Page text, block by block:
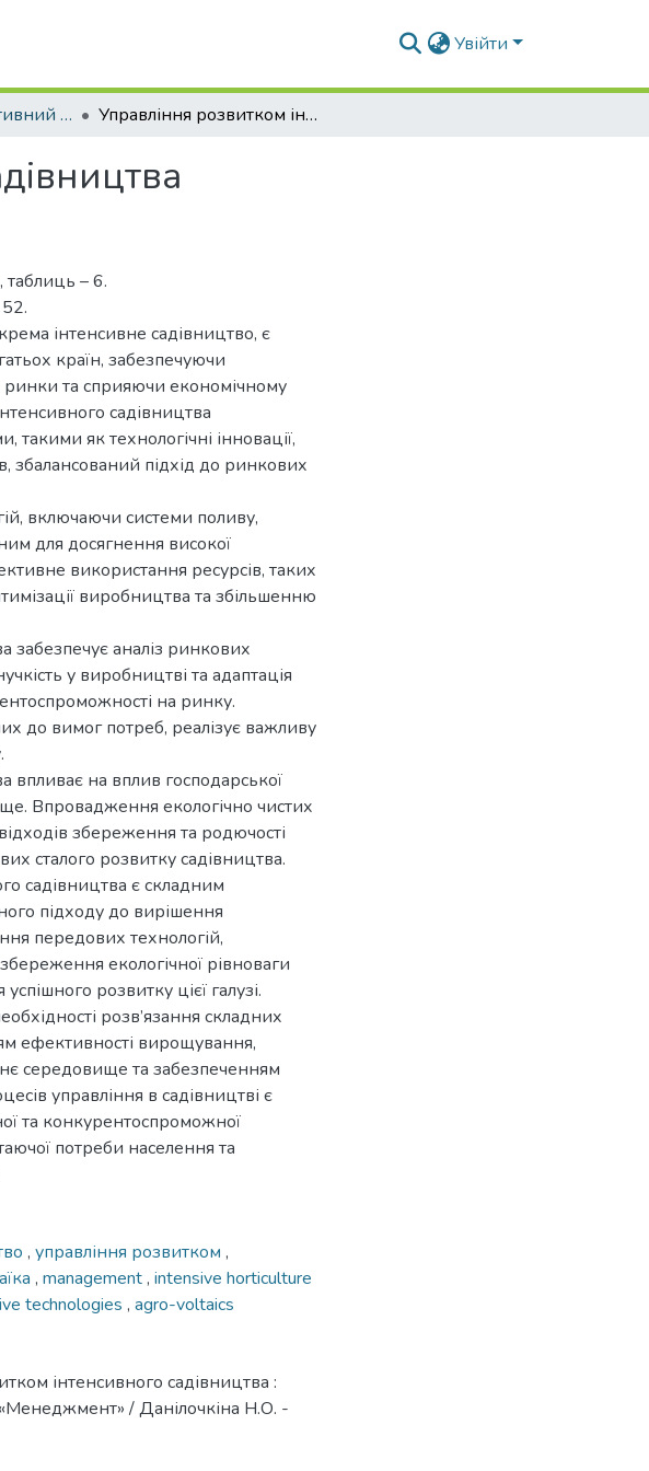
Увійти
ОПП "Адміністративний менеджмент" Управління розвитком інтенсивного садівництва
таблиць – 6.
інтенсивне садівництво, є
країн, забезпечуючи
та сприяючи економічному
садівництва
як технологічні інновації,
збалансований підхід до ринкових
включаючи системи поливу,
для досягнення високої
використання ресурсів, таких
виробництва та збільшенню
забезпечує аналіз ринкових
у виробництві та адаптація
на ринку.
до вимог потреб, реалізує важливу
впливає на вплив господарської
Впровадження екологічно чистих
збереження та родючості
сталого розвитку садівництва.
садівництва є складним
підходу до вирішення
передових технологій,
екологічної рівноваги
розвитку цієї галузі.
розв’язання складних
ефективності вирощування,
середовище та забезпеченням
управління в садівництві є
та конкурентоспроможної
потреби населення та
, управління розвитком ,
, management, intensive horticulture
technologies , agro-voltaics
інтенсивного садівництва :
/ Данілочкіна Н.О. -